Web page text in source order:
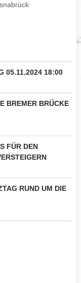
05.11.2024 18:00
BREMER BRÜCKE
FÜR DEN
RUND UM DIE